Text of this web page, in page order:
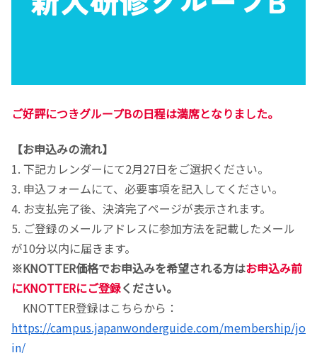
ご好評につきグループBの日程は満席となりました。
【お申込みの流れ】
1. 下記カレンダーにて2月27日をご選択ください。
3. 申込フォームにて、必要事項を記入してください。
4. お支払完了後、決済完了ページが表示されます。
5. ご登録のメールアドレスに参加方法を記載したメール
が10分以内に届きます。
※KNOTTER価格でお申込みを希望される方はお申込み前
にKNOTTERにご登録ください。
KNOTTER登録はこちらから：
https://campus.japanwonderguide.com/membership/jo
in/